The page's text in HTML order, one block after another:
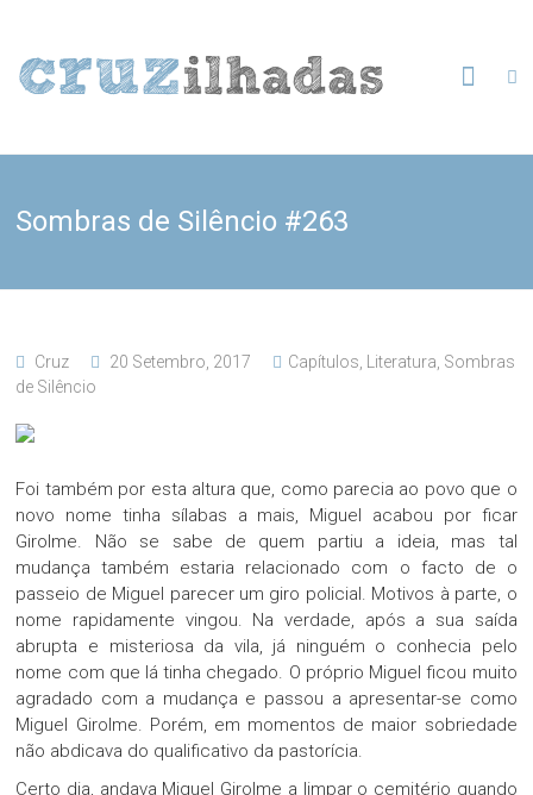
content
Cruzilhadas
Sombras de Silêncio #263
Cruz 20 Setembro, 2017 Capítulos, Literatura, Sombras
de Silêncio
Foi também por esta altura que, como parecia ao povo que o
novo nome tinha sílabas a mais, Miguel acabou por ficar
Girolme. Não se sabe de quem partiu a ideia, mas tal
mudança também estaria relacionado com o facto de o
passeio de Miguel parecer um giro policial. Motivos à parte, o
nome rapidamente vingou. Na verdade, após a sua saída
abrupta e misteriosa da vila, já ninguém o conhecia pelo
nome com que lá tinha chegado. O próprio Miguel ficou muito
agradado com a mudança e passou a apresentar-se como
Miguel Girolme. Porém, em momentos de maior sobriedade
não abdicava do qualificativo da pastorícia.
Certo dia, andava Miguel Girolme a limpar o cemitério quando